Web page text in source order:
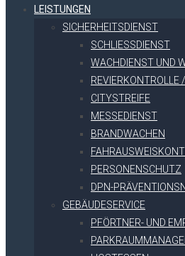
LEISTUNGEN
SICHERHEITSDIENST
SCHLIESSDIENST
WACHDIENST UND
REVIERKONTROLLE
CITYSTREIFE
MESSEDIENST
BRANDWACHEN
PERSONENSCHUTZ
DPN-
GEBÄUDESERVICE
PFÖRTNER- UND